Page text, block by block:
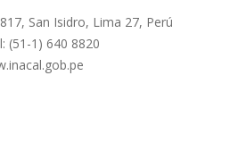
San Isidro, Lima 27, Perú
(51-1) 640 8820